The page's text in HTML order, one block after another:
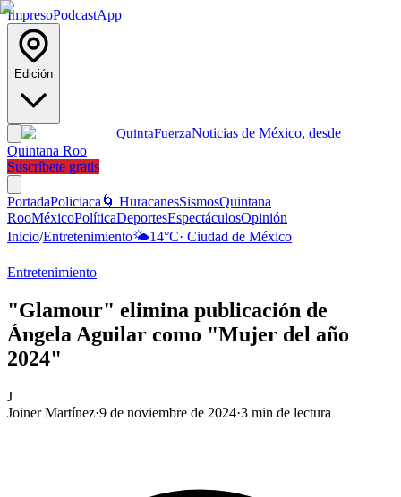
ImpresoPodcastApp
Edición
QuintaFuerzaNoticias de México, desde
Quintana Roo
Suscríbete gratis
PortadaPoliciaca 🌀 HuracanesSismosQuintana
RooMéxicoPolíticaDeportesEspectáculosOpinión
Inicio/Entretenimiento🌤️14°C· Ciudad de México
Entretenimiento
"Glamour" elimina publicación de
Ángela Aguilar como "Mujer del año
2024"
J
Joiner Martínez·9 de noviembre de 2024·3 min de lectura